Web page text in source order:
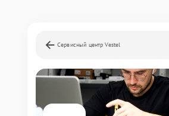
Сервисный центр Vestel